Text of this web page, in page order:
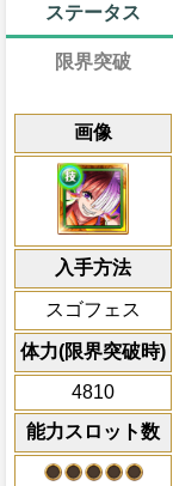
ステータス
画像
入手方法
スゴフェス
体力(限界突破時)
4810
能力スロット数
限界突破